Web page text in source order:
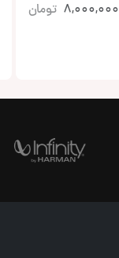
8,000,000 تومان